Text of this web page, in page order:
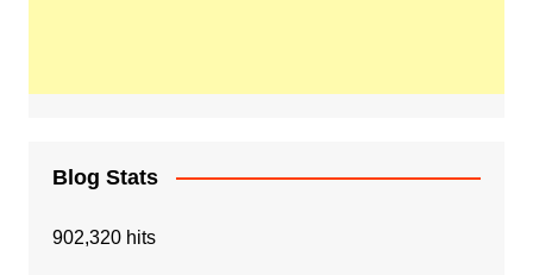
Blog Stats
902,320 hits